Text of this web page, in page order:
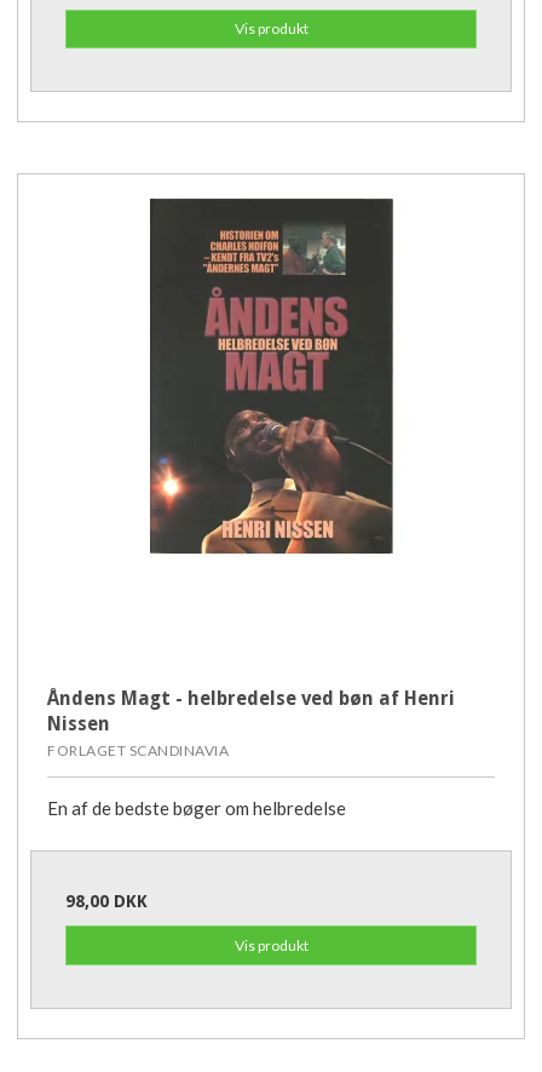
Vis produkt
Åndens Magt - helbredelse ved bøn af Henri
Nissen
FORLAGET SCANDINAVIA
En af de bedste bøger om helbredelse
98,00 DKK
Vis produkt